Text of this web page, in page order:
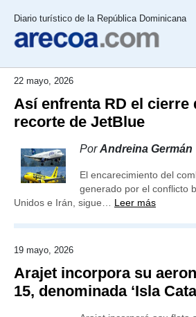
Diario turístico de la República Dominicana
22 mayo, 2026
Así enfrenta RD el cierre
recorte de JetBlue
PorAndreina Germán
El encarecimiento del
generado por el conflicto
Unidos e Irán, sigue… Leer más
19 mayo, 2026
Arajet incorpora su
15, denominada ‘Isla